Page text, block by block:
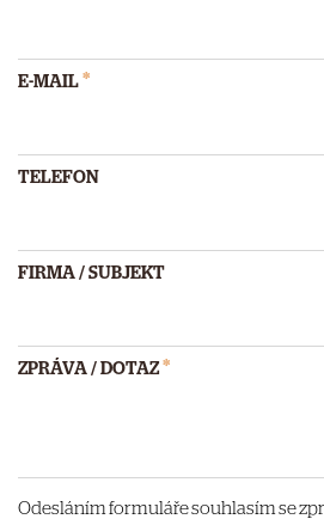
E-MAIL *
TELEFON
FIRMA / SUBJEKT
ZPRÁVA / DOTAZ*
Odesláním formuláře souhlasím se